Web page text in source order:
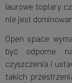
laurowe topiary
nie jest
Open space
być odporne
czyszczenia i
takich